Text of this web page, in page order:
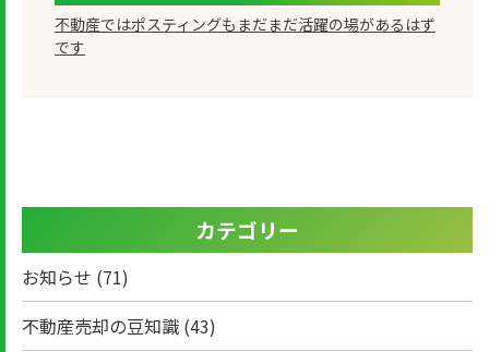
不動産ではポスティングもまだまだ活躍の場があるはず
です
カテゴリー
お知らせ (71)
不動産売却の豆知識 (43)